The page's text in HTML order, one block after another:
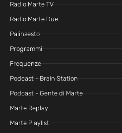
Radio Marte TV
Radio Marte Due
Palinsesto
Programmi
Frequenze
Podcast - Brain Station
Podcast - Gente di Marte
Marte Replay
Marte Playlist